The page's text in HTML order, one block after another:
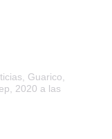
Guarico,
2020 a las